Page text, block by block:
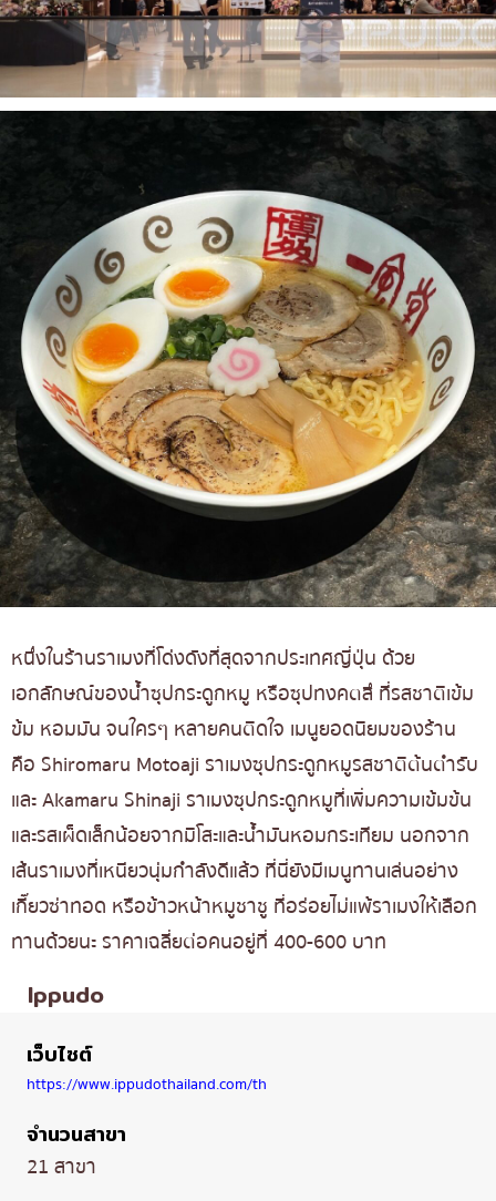
หนึ่งในร้านราเมงที่โด่งดังที่สุดจากประเทศญี่ปุ่น ด้วย
เอกลักษณ์ของน้ำซุปกระดูกหมู หรือซุปทงคตสึ ที่รสชาติเข้ม
ข้ม หอมมัน จนใครๆ หลายคนติดใจ เมนูยอดนิยมของร้าน
คือ Shiromaru Motoaji ราเมงซุปกระดูกหมูรสชาติต้นตำรับ
และ Akamaru Shinaji ราเมงซุปกระดูกหมูที่เพิ่มความเข้มข้น
และรสเผ็ดเล็กน้อยจากมิโสะและน้ำมันหอมกระเทียม นอกจาก
เส้นราเมงที่เหนียวนุ่มกำลังดีแล้ว ที่นี่ยังมีเมนูทานเล่นอย่าง
เกี๊ยวซ่าทอด หรือข้าวหน้าหมูชาชู ที่อร่อยไม่แพ้ราเมงให้เลือก
ทานด้วยนะ ราคาเฉลี่ยต่อคนอยู่ที่ 400-600 บาท
Ippudo
เว็บไซต์
https://www.ippudothailand.com/th
จำนวนสาขา
21 สาขา